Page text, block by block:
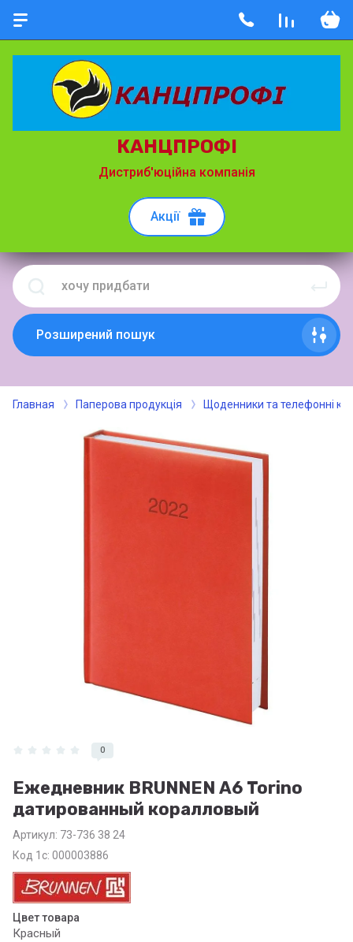
КАНЦПРОФІ
Дистриб'юційна компанія
Акції
Розширений пошук
Главная Паперова продукція Щоденники та телефонні
0
Ежедневник BRUNNEN А6 Torino
датированный коралловый
Артикул: 73-736 38 24
Код 1с: 000003886
Цвет товара
Красный